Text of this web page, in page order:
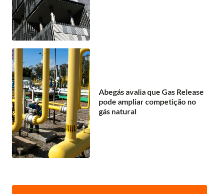
Abegás avalia que Gas Release
pode ampliar competição no
gás natural